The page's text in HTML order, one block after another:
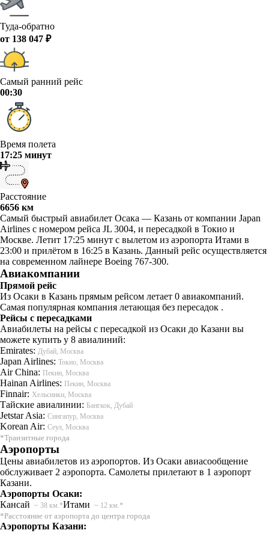
Туда-обратно
от 138 047 ₽
Самый ранний рейс
00:30
Время полета
17:25 минут
Расстояние
6656 км
Самый быстрый авиабилет Осака — Казань от компании Japan
Airlines с номером рейса JL 3004, и пересадкой в Токио и
Москве. Летит 17:25 минут с вылетом из аэропорта Итами в
23:00 и прилётом в 16:25 в Казань. Данный рейс осуществляется
на современном лайнере Boeing 767-300.
Авиакомпании
Прямой рейс
Из Осаки в Казань прямым рейсом летает 0 авиакомпаний.
Самая популярная компания летающая без пересадок .
Рейсы с пересадками
Авиабилеты на рейсы с пересадкой из Осаки до Казани вы
можете купить у 8 авиалиний:
Emirates: Дубай, Москва
Japan Airlines: Токио, Москва
Air China: Пекин, Москва
Hainan Airlines: Пекин, Москва
Finnair: Хельсинки, Москва
Тайские авиалинии: Бангкок, Дубай
Jetstar Asia: Сингапур, Москва
Korean Air: Сеул, Москва
*Транзитные города
Аэропорты
Цены авиабилетов из аэропортов. Из Осаки авиасообщение
обслуживает 2 аэропорта. Самолеты прилетают в 1 аэропорт
Казани.
Аэропорты Осаки:
Кансай ~ 38 км.*Итами ~ 12 км.*
*Расстояние от аэропорта до центра города
Аэропорты Казани: